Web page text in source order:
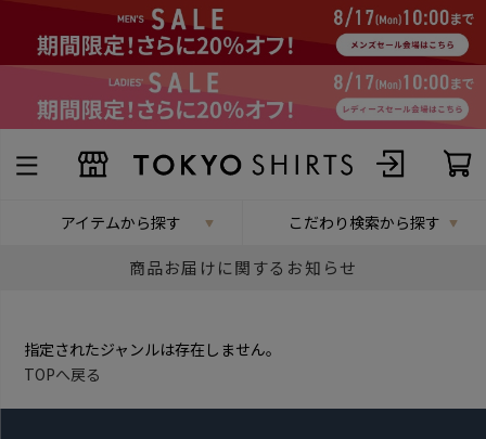
アイテムから探す こだわり検索から探す
商品お届けに関するお知らせ
指定されたジャンルは存在しません。
TOPへ戻る